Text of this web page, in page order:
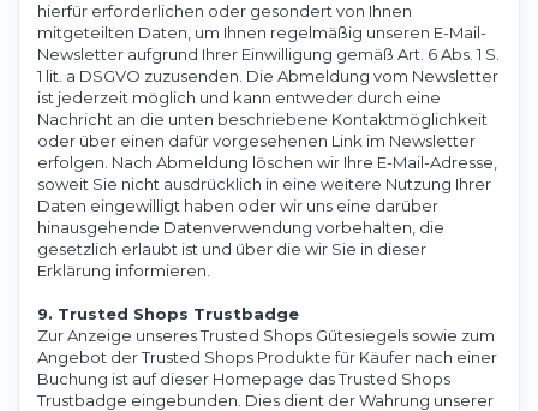
hierfür erforderlichen oder gesondert von Ihnen
mitgeteilten Daten, um Ihnen regelmäßig unseren E-Mail-
Newsletter aufgrund Ihrer Einwilligung gemäß Art. 6 Abs. 1 S.
1 lit. a DSGVO zuzusenden. Die Abmeldung vom Newsletter
ist jederzeit möglich und kann entweder durch eine
Nachricht an die unten beschriebene Kontaktmöglichkeit
oder über einen dafür vorgesehenen Link im Newsletter
erfolgen. Nach Abmeldung löschen wir Ihre E-Mail-Adresse,
soweit Sie nicht ausdrücklich in eine weitere Nutzung Ihrer
Daten eingewilligt haben oder wir uns eine darüber
hinausgehende Datenverwendung vorbehalten, die
gesetzlich erlaubt ist und über die wir Sie in dieser
Erklärung informieren.
9. Trusted Shops Trustbadge
Zur Anzeige unseres Trusted Shops Gütesiegels sowie zum
Angebot der Trusted Shops Produkte für Käufer nach einer
Buchung ist auf dieser Homepage das Trusted Shops
Trustbadge eingebunden. Dies dient der Wahrung unserer